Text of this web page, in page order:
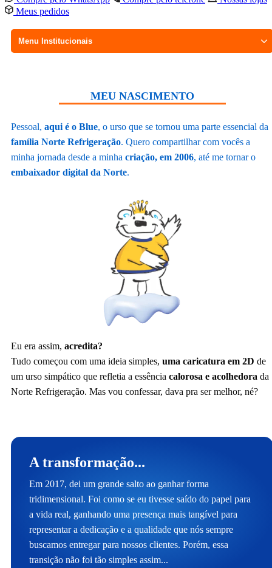
Meus pedidos
Menu Institucionais
MEU NASCIMENTO
Pessoal, aqui é o Blue, o urso que se tornou uma parte essencial da
família Norte Refrigeração. Quero compartilhar com vocês a
minha jornada desde a minha criação, em 2006, até me tornar o
embaixador digital da Norte.
Eu era assim, acredita?
Tudo começou com uma ideia simples, uma caricatura em 2D de
um urso simpático que refletia a essência calorosa e acolhedora da
Norte Refrigeração. Mas vou confessar, dava pra ser melhor, né?
A transformação...
Em 2017, dei um grande salto ao ganhar forma
tridimensional. Foi como se eu tivesse saído do papel para
a vida real, ganhando uma presença mais tangível para
representar a dedicação e a qualidade que nós sempre
buscamos entregar para nossos clientes. Porém, essa
transição não foi tão simples assim...